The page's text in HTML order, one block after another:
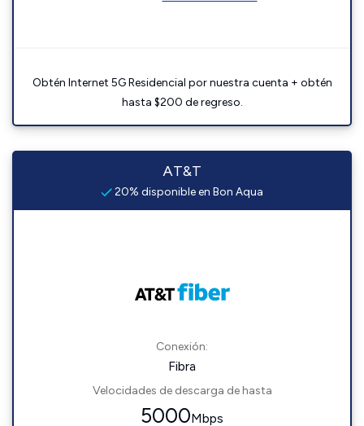
Obtén Internet 5G Residencial por nuestra cuenta + obtén
hasta $200 de regreso.
AT&T
20% disponible en Bon Aqua
Conexión:
Fibra
Velocidades de descarga de hasta
5000Mbps